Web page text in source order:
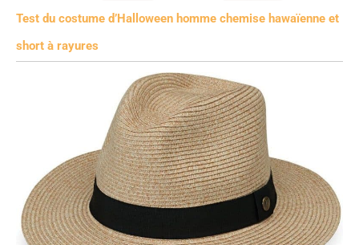
Test du costume d’Halloween homme chemise hawaïenne et
short à rayures